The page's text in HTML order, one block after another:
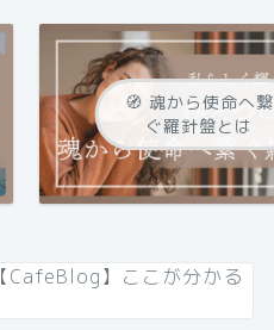
🧭 魂から使命へ繋
ぐ羅針盤とは
【CafeBlog】ここが分かる